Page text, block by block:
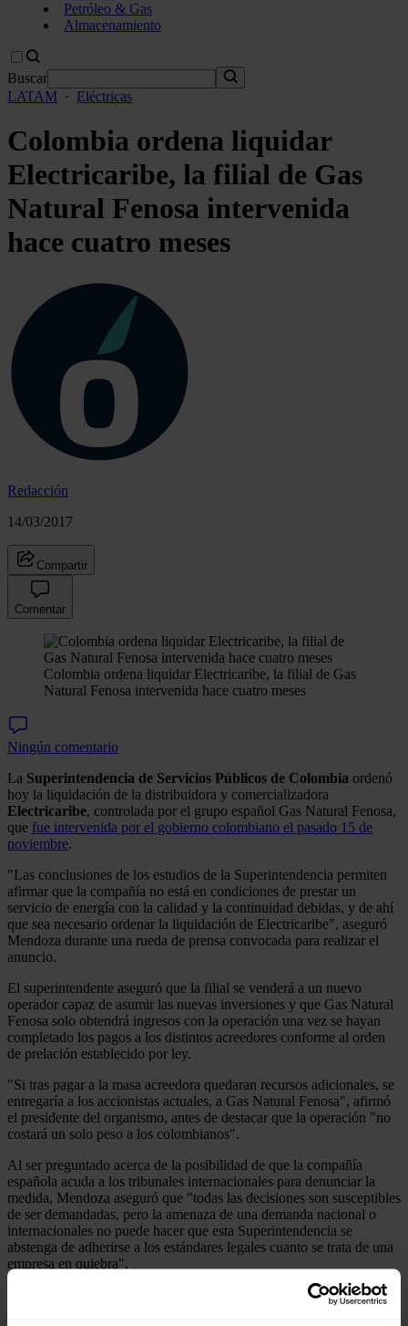
Petróleo & Gas
Almacenamiento
Buscar
LATAM · Eléctricas
Colombia ordena liquidar
Electricaribe, la filial de Gas
Natural Fenosa intervenida
hace cuatro meses
Redacción
14/03/2017
Compartir
Comentar
Colombia ordena liquidar Electricaribe, la filial de Gas
Natural Fenosa intervenida hace cuatro meses
Ningún comentario
La Superintendencia de Servicios Públicos de Colombia ordenó
hoy la liquidación de la distribuidora y comercializadora
Electricaribe, controlada por el grupo español Gas Natural Fenosa,
que fue intervenida por el gobierno colombiano el pasado 15 de
noviembre.
"Las conclusiones de los estudios de la Superintendencia permiten
afirmar que la compañía no está en condiciones de prestar un
servicio de energía con la calidad y la continuidad debidas, y de ahí
que sea necesario ordenar la liquidación de Electricaribe", aseguró
Mendoza durante una rueda de prensa convocada para realizar el
anuncio.
El superintendente aseguró que la filial se venderá a un nuevo
operador capaz de asumir las nuevas inversiones y que Gas Natural
Fenosa solo obtendrá ingresos con la operación una vez se hayan
completado los pagos a los distintos acreedores conforme al orden
de prelación establecido por ley.
"Si tras pagar a la masa acreedora quedaran recursos adicionales, se
entregaría a los accionistas actuales, a Gas Natural Fenosa", afirmó
el presidente del organismo, antes de destacar que la operación "no
costará un solo peso a los colombianos".
Al ser preguntado acerca de la posibilidad de que la compañía
española acuda a los tribunales internacionales para denunciar la
medida, Mendoza aseguró que "todas las decisiones son susceptibles
de ser demandadas, pero la amenaza de una demanda nacional o
internacionales no puede hacer que esta Superintendencia se
abstenga de adherirse a los estándares legales cuanto se trata de una
empresa en quiebra".
Mendoza también aseguró que el proceso de liquidación comenzará
"inmediatamente", será "absolutamente público" y tendrá una